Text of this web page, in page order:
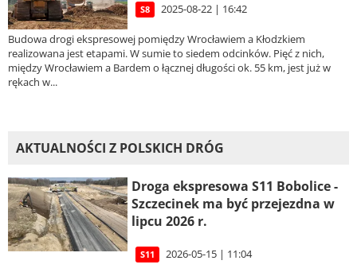
S8 2025-08-22 | 16:42
Budowa drogi ekspresowej pomiędzy Wrocławiem a Kłodzkiem
realizowana jest etapami. W sumie to siedem odcinków. Pięć z nich,
między Wrocławiem a Bardem o łącznej długości ok. 55 km, jest już w
rękach w...
AKTUALNOŚCI Z POLSKICH DRÓG
Droga ekspresowa S11 Bobolice -
Szczecinek ma być przejezdna w
lipcu 2026 r.
S11 2026-05-15 | 11:04